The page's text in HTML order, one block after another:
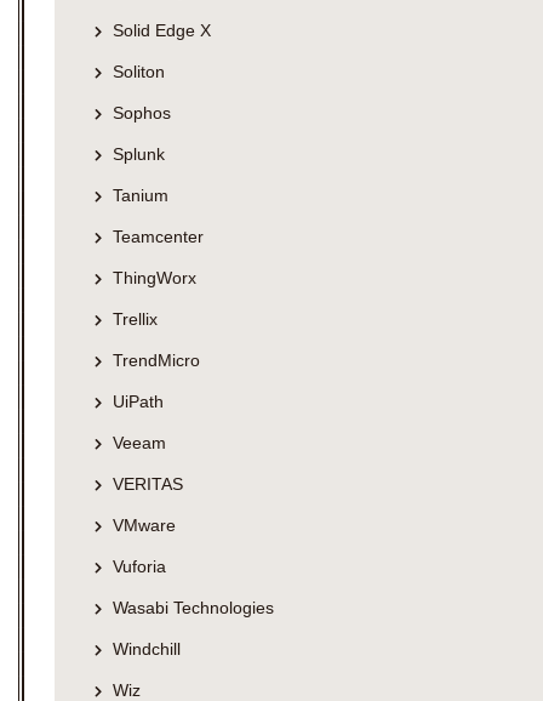
Solid Edge X
Soliton
Sophos
Splunk
Tanium
Teamcenter
ThingWorx
Trellix
TrendMicro
UiPath
Veeam
VERITAS
VMware
Vuforia
Wasabi Technologies
Windchill
Wiz